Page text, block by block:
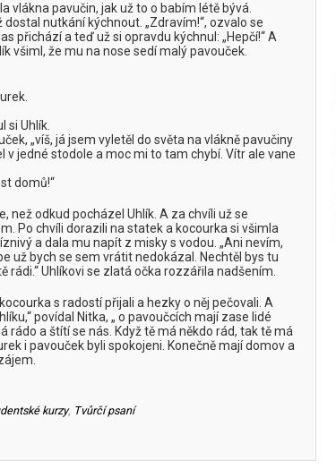
vlákna pavučin, jak už to o babím létě bývá.
nutkání kýchnout. „Zdravím!“, ozvalo se
přichází a teď už si opravdu kýchnul: „Hepčí!“ A
všiml, že mu na nose sedí malý pavouček.
si Uhlík.
„víš, já jsem vyletěl do světa na vlákně pavučiny
jedné stodole a moc mi to tam chybí. Vítr ale vane
domů!“
než odkud pocházel Uhlík. A za chvíli už se
Po chvíli dorazili na statek a kocourka si všimla
a dala mu napít z misky s vodou. „Ani nevím,
už bych se sem vrátit nedokázal. Nechtěl bys tu
rádi.“ Uhlíkovi se zlatá očka rozzářila nadšením.
s radostí přijali a hezky o něj pečovali. A
povídal Nitka, „ o pavoučcích mají zase lidé
rádo a štítí se nás. Když tě má někdo rád, tak tě má
i pavouček byli spokojeni. Konečně mají domov a
kurzy, Tvůrčí psaní